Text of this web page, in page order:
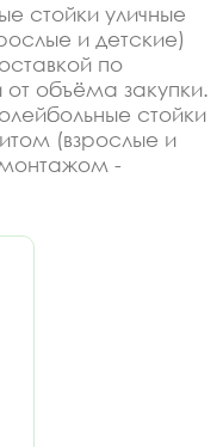
стойки уличные
и детские)
по
объёма закупки.
стойки
(взрослые и
монтажом -